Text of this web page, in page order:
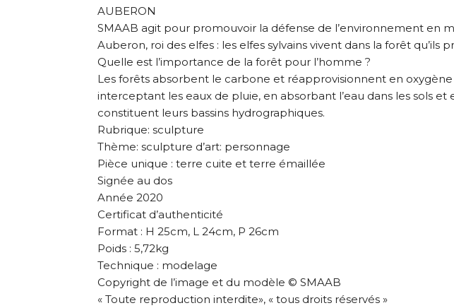
Lieu où se
AUBERON
SMAAB agit pour promouvoir la défense de l’environnement en
Auberon, roi des elfes : les elfes sylvains vivent dans la forêt qu’ils
Quelle est l’importance de la forêt pour l’homme ?
Les forêts absorbent le carbone et réapprovisionnent en
interceptant les eaux de pluie, en absorbant l’eau dans les sols
constituent leurs bassins hydrographiques.
Rubrique: sculpture
Thème: sculpture d’art: personnage
Pièce unique : terre cuite et terre émaillée
Signée au dos
Année 2020
Certificat d’authenticité
Format : H 25cm, L 24cm, P 26cm
Poids : 5,72kg
Technique : modelage
Copyright de l’image et du modèle © SMAAB
« Toute reproduction interdite», « tous droits réservés »